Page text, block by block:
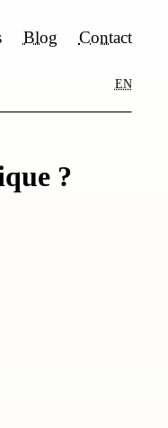
Blog Contact
EN
?